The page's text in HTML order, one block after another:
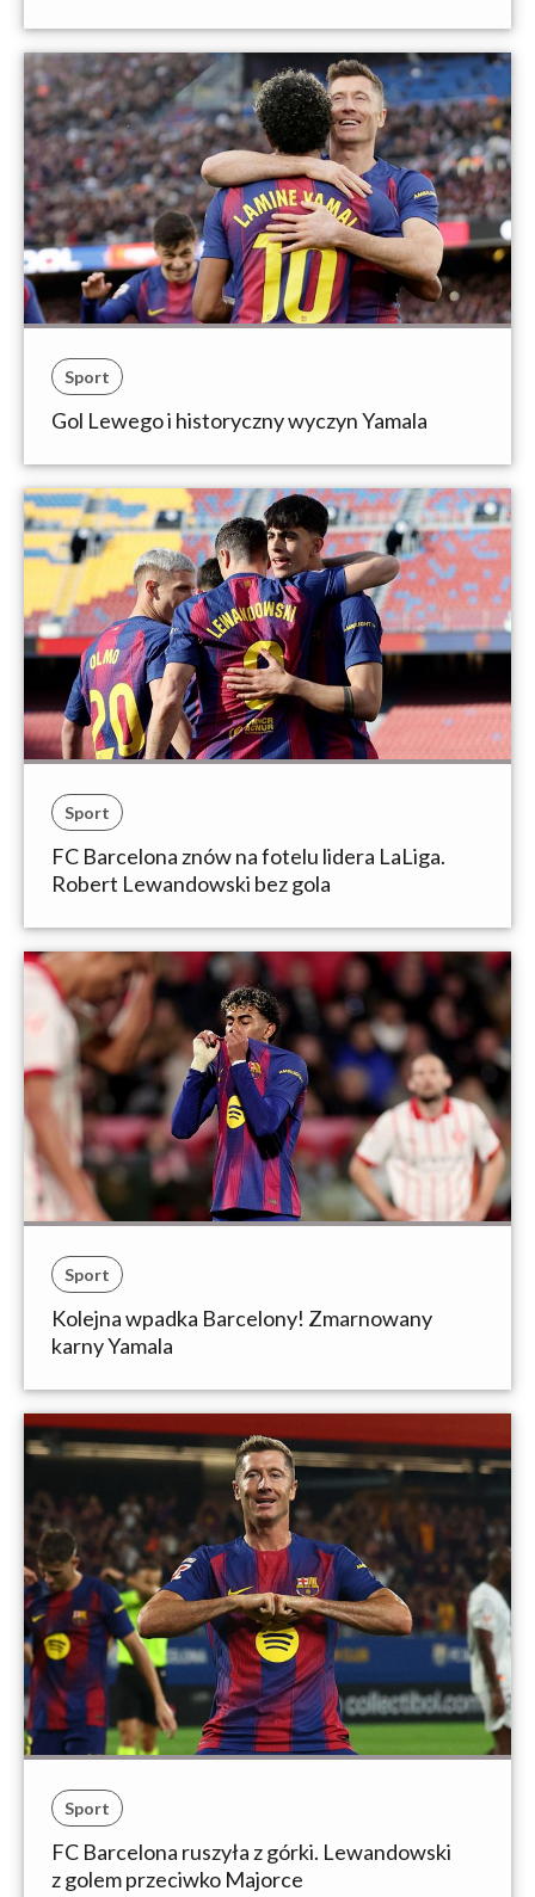
Sport
Gol Lewego i historyczny wyczyn Yamala
Sport
FC Barcelona znów na fotelu lidera LaLiga.
Robert Lewandowski bez gola
Sport
Kolejna wpadka Barcelony! Zmarnowany
karny Yamala
Sport
FC Barcelona ruszyła z górki. Lewandowski
z golem przeciwko Majorce